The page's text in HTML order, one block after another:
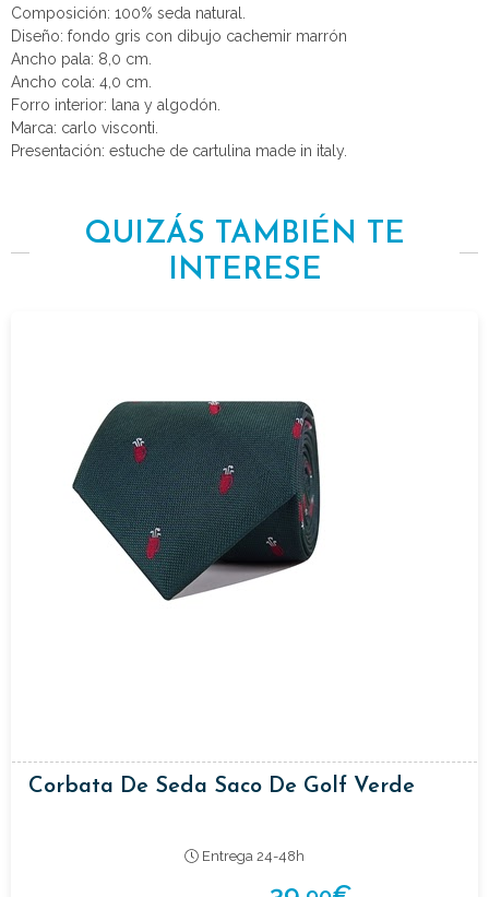
Composición: 100% seda natural.
Diseño: fondo gris con dibujo cachemir marrón
Ancho pala: 8,0 cm.
Ancho cola: 4,0 cm.
Forro interior: lana y algodón.
Marca: carlo visconti.
Presentación: estuche de cartulina made in italy.
QUIZÁS TAMBIÉN TE
INTERESE
Corbata De Seda Saco De Golf Verde
Entrega 24-48h